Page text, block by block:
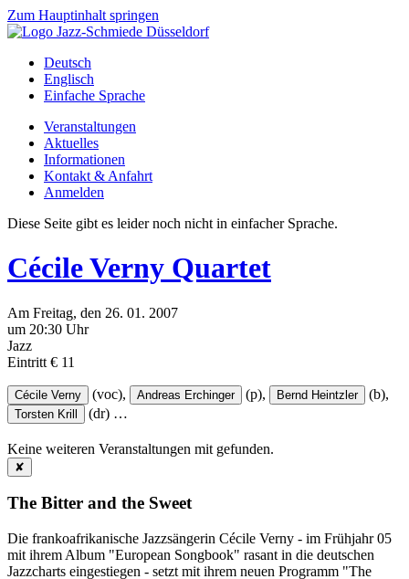
Zum Hauptinhalt springen
Deutsch
Englisch
Einfache Sprache
Veranstaltungen
Aktuelles
Informationen
Kontakt & Anfahrt
Anmelden
Diese Seite gibt es leider noch nicht in einfacher Sprache.
Cécile Verny Quartet
Am Freitag, den 26. 01. 2007
um 20:30 Uhr
Jazz
Eintritt € 11
Cécile Verny (voc), Andreas Erchinger (p), Bernd Heintzler (b),
Torsten Krill (dr) …
Keine weiteren Veranstaltungen mit gefunden.
✘
The Bitter and the Sweet
Die frankoafrikanische Jazzsängerin Cécile Verny - im Frühjahr 05
mit ihrem Album "European Songbook" rasant in die deutschen
Jazzcharts eingestiegen - setzt mit ihrem neuen Programm "The